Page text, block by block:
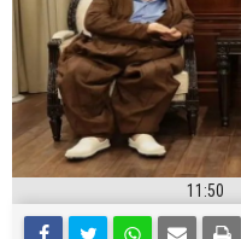
11:50